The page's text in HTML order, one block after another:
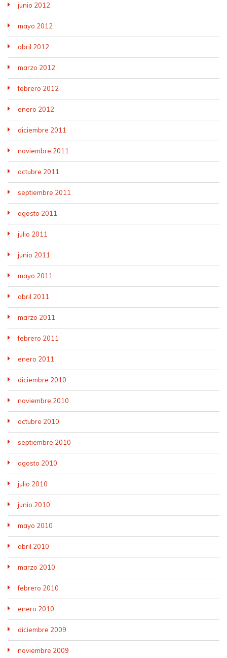
junio 2012
mayo 2012
abril 2012
marzo 2012
febrero 2012
enero 2012
diciembre 2011
noviembre 2011
octubre 2011
septiembre 2011
agosto 2011
julio 2011
junio 2011
mayo 2011
abril 2011
marzo 2011
febrero 2011
enero 2011
diciembre 2010
noviembre 2010
octubre 2010
septiembre 2010
agosto 2010
julio 2010
junio 2010
mayo 2010
abril 2010
marzo 2010
febrero 2010
enero 2010
diciembre 2009
noviembre 2009